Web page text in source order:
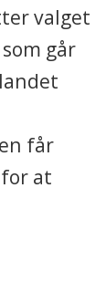
valget
går
får
at